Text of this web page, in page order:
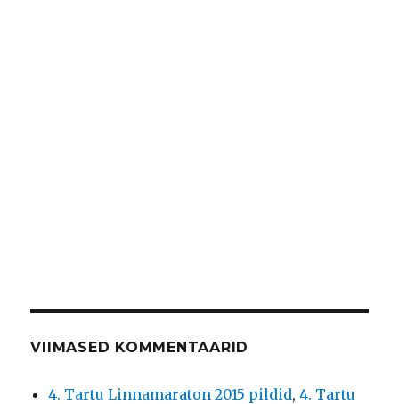
VIIMASED KOMMENTAARID
4. Tartu Linnamaraton 2015 pildid,4. Tartu